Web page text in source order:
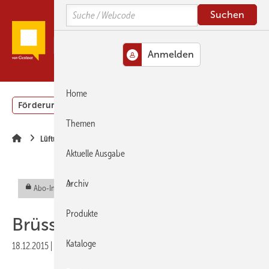
zum
zum
Förderung
Lüftung
Abo-Inhalt
Brüsseler Lufthoheit
18.12.2015 Veröffentlicht in
Search
Home
Themen
Aktuelle Ausgabe
Archiv
Produkte
Kataloge